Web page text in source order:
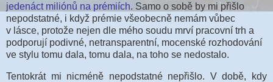
jedenáct miliónů na prémiích. Samo o sobě by mi přišlo
nepodstatné, i když prémie všeobecně nemám vůbec
v lásce, protože nejen dle mého soudu mrví pracovní trh a
podporují podivné, netransparentní, mocenské rozhodování
ve stylu tomu dala, tomu dala, na toho se nedostalo.
Tentokrát mi nicméně nepodstatné nepřišlo. V době, kdy